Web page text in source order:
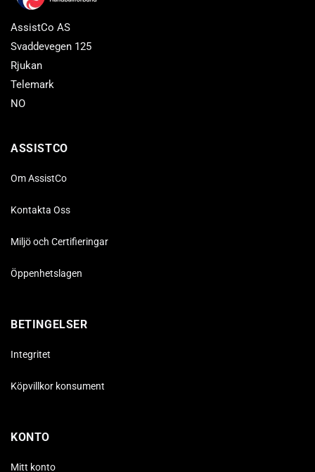
AssistCo AS
Svaddevegen 125
Rjukan
Telemark
NO
ASSISTCO
Om AssistCo
Kontakta Oss
Miljö och Certifieringar
Öppenhetslagen
BETINGELSER
Integritet
Köpvillkor konsument
KONTO
Mitt konto